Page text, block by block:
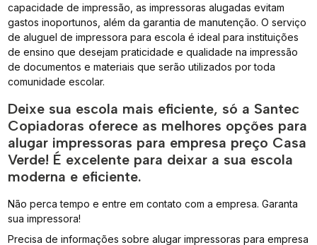
capacidade de impressão, as impressoras alugadas evitam
gastos inoportunos, além da garantia de manutenção. O serviço
de aluguel de impressora para escola é ideal para instituições
de ensino que desejam praticidade e qualidade na impressão
de documentos e materiais que serão utilizados por toda
comunidade escolar.
Deixe sua escola mais eficiente, só a Santec
Copiadoras oferece as melhores opções para
alugar impressoras para empresa preço Casa
Verde! É excelente para deixar a sua escola
moderna e eficiente.
Não perca tempo e entre em contato com a empresa. Garanta
sua impressora!
Precisa de informações sobre alugar impressoras para empresa